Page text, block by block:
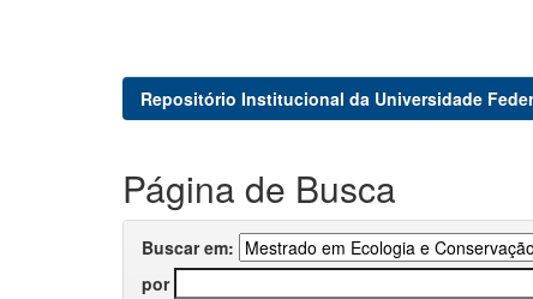
Repositório Institucional da Universidade
Página de Busca
Buscar em:
por